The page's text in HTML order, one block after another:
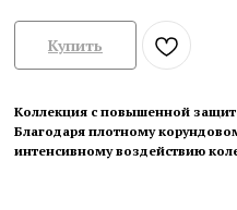
Купить
Коллекция с повышенной
Благодаря плотному
интенсивному воздействию